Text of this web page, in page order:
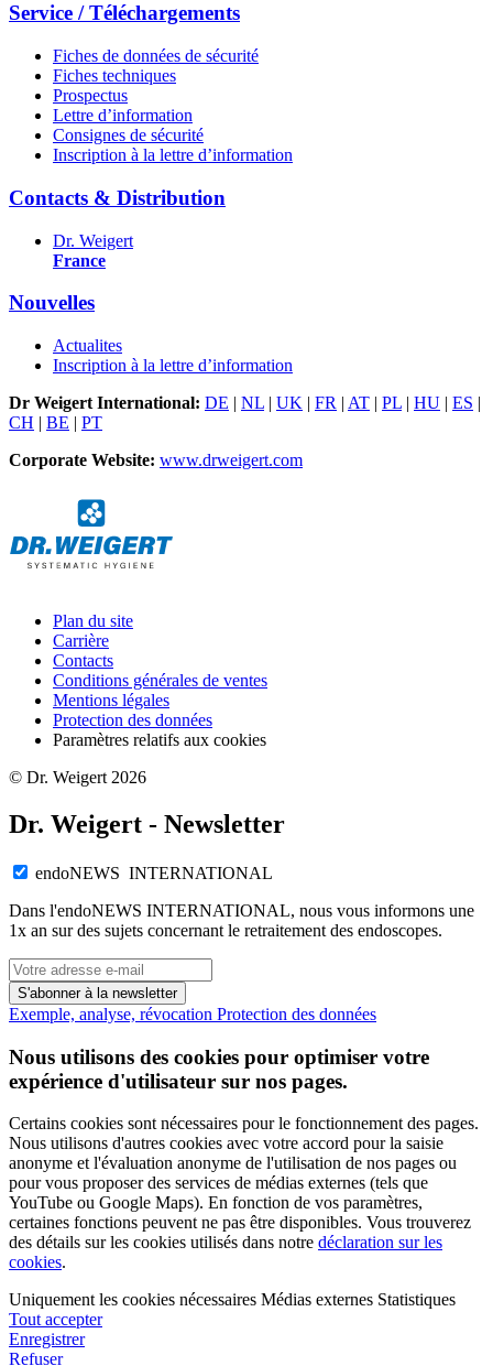
Service / Téléchargements
Fiches de données de sécurité
Fiches techniques
Prospectus
Lettre d’information
Consignes de sécurité
Inscription à la lettre d’information
Contacts & Distribution
Dr. Weigert
France
Nouvelles
Actualites
Inscription à la lettre d’information
Dr Weigert International: DE | NL | UK | FR | AT | PL | HU | ES |
CH | BE | PT
Corporate Website: www.drweigert.com
Plan du site
Carrière
Contacts
Conditions générales de ventes
Mentions légales
Protection des données
Paramètres relatifs aux cookies
© Dr. Weigert 2026
Dr. Weigert - Newsletter
endoNEWS INTERNATIONAL
Dans l'endoNEWS INTERNATIONAL, nous vous informons une
1x an sur des sujets concernant le retraitement des endoscopes.
S'abonner à la newsletter
Exemple, analyse, révocation Protection des données
Nous utilisons des cookies pour optimiser votre
expérience d'utilisateur sur nos pages.
Certains cookies sont nécessaires pour le fonctionnement des pages.
Nous utilisons d'autres cookies avec votre accord pour la saisie
anonyme et l'évaluation anonyme de l'utilisation de nos pages ou
pour vous proposer des services de médias externes (tels que
YouTube ou Google Maps). En fonction de vos paramètres,
certaines fonctions peuvent ne pas être disponibles. Vous trouverez
des détails sur les cookies utilisés dans notre déclaration sur les
cookies.
Uniquement les cookies nécessaires Médias externes Statistiques
Tout accepter
Enregistrer
Refuser